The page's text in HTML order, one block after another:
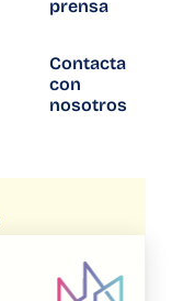
prensa
Contacta
con
nosotros